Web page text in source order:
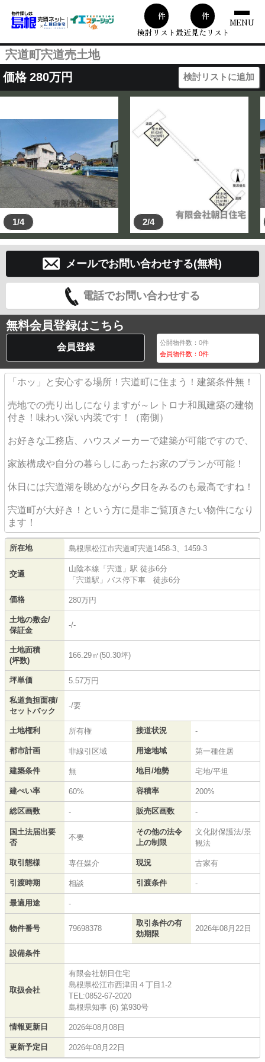
00件
検討リスト
件
最近見たリスト
MENU
宍道町宍道売土地
価格 280万円 検討リストに追加
1/4 2/4
メールでお問い合わせする(無料)
電話でお問い合わせする
無料会員登録はこちら
会員登録 公開物件数：0件
会員物件数：0件
「ホッ」と安心する場所！宍道町に住まう！建築条件無！
売地での売り出しになりますが～レトロナ和風建築の建物
付き！味わい深い内装です！（南側）
お好きな工務店、ハウスメーカーで建築が可能ですので、
家族構成や自分の暮らしにあったお家のプランが可能！
休日には宍道湖を眺めながら夕日をみるのも最高ですね！
宍道町が大好き！という方に是非ご覧頂きたい物件になり
ます！
所在地 島根県松江市宍道町宍道1458-3、1459-3
交通
山陰本線 「 宍道 」駅 徒歩6分
「宍道駅」バス停下車 徒歩6分
価格 280万円
土地の敷金/
保証金
-/-
土地面積
(坪数)
166.29㎡(50.30坪)
坪単価 5.57万円
私道負担面積/
セットバック
-/要
土地権利 所有権 接道状況 -
都市計画 非線引区域 用途地域 第一種住居
建築条件 無 地目/地勢 宅地/平坦
建ぺい率 60% 容積率 200%
総区画数 - 販売区画数 -
国土法届出要
否
不要
その他の法令
上の制限
文化財保護法/景
観法
取引態様 専任媒介 現況 古家有
引渡時期 相談 引渡条件 -
最適用途 -
物件番号 79698378
取引条件の有
効期限
2026年08月22日
設備条件
取扱会社
有限会社朝日住宅
島根県松江市西津田４丁目1-2
TEL:0852-67-2020
島根県知事 (6) 第930号
情報更新日 2026年08月08日
更新予定日 2026年08月22日